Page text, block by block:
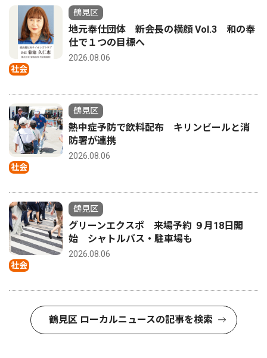
社会
鶴見区
地元奉仕団体 新会長の横顔 Vol.3 和の奉
仕で１つの目標へ
2026.08.06
社会
鶴見区
熱中症予防で飲料配布 キリンビールと消
防署が連携
2026.08.06
社会
鶴見区
グリーンエクスポ 来場予約 ９月18日開
始 シャトルバス・駐車場も
2026.08.06
鶴見区 ローカルニュースの記事を検索